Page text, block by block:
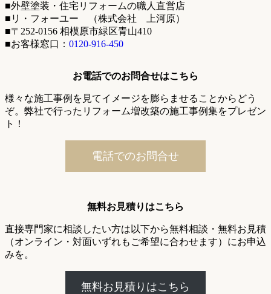
■外壁塗装・住宅リフォームの職人直営店
■リ・フォーユー （株式会社 上河原）
■〒252-0156 相模原市緑区青山410
■お客様窓口： 0120-916-450
お電話でのお問合せはこちら
様々な施工事例を見てイメージを膨らませることからどう
ぞ。弊社で行ったリフォーム増改築の施工事例集をプレゼン
ト！
電話でのお問合せ
無料お見積りはこちら
直接専門家に相談したい方は以下から無料相談・無料お見積
（オンライン・対面いずれもご希望に合わせます）にお申込
みを。
無料お見積りはこちら